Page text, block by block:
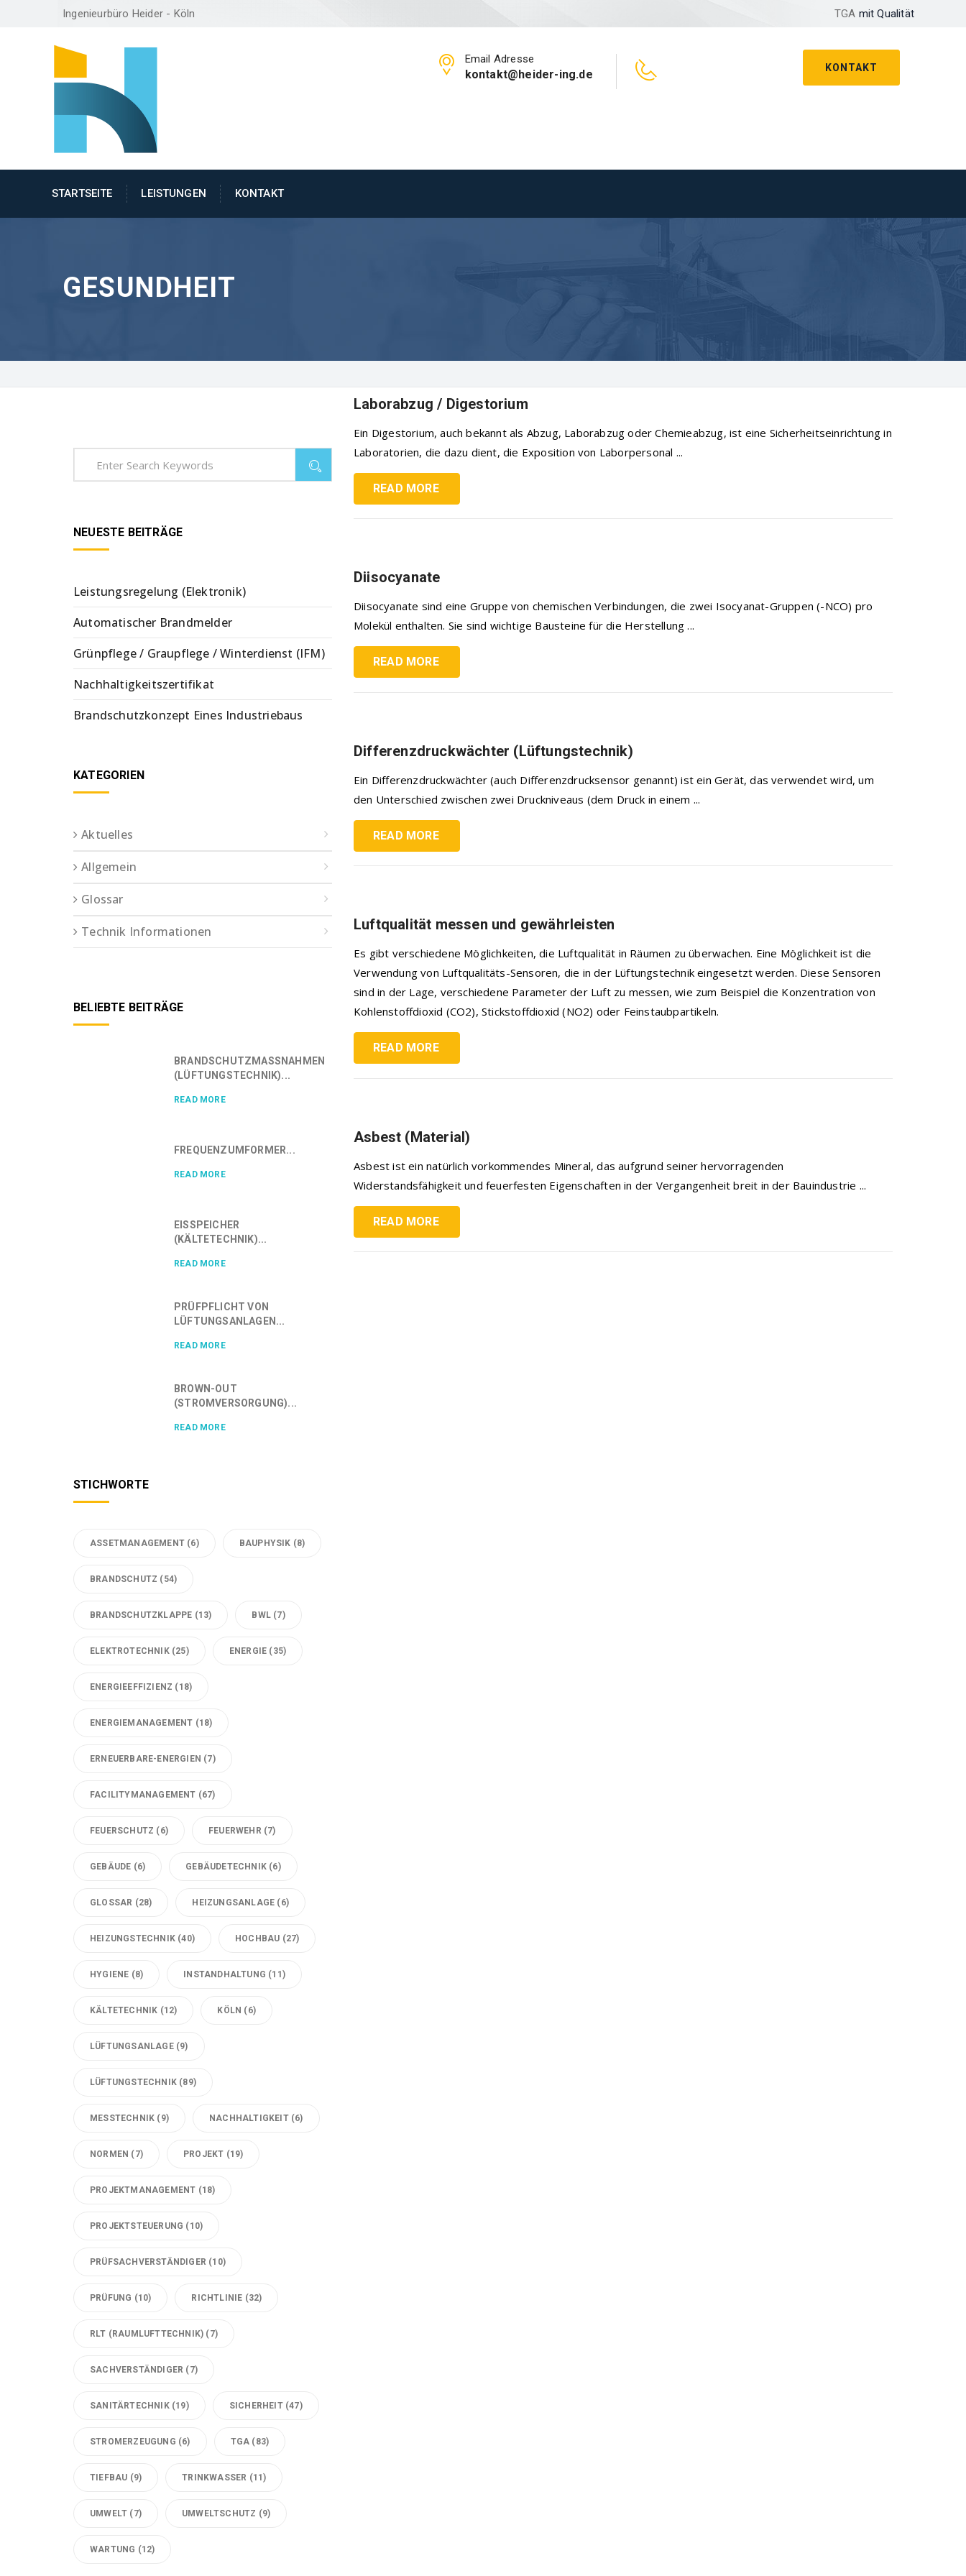
Ingenieurbüro Heider - Köln TGA mit Qualität
KONTAKT
Email Adresse
kontakt@heider-ing.de
STARTSEITE LEISTUNGEN KONTAKT
GESUNDHEIT
Laborabzug / Digestorium
Ein Digestorium, auch bekannt als Abzug, Laborabzug oder Chemieabzug, ist eine Sicherheitseinrichtung in
Laboratorien, die dazu dient, die Exposition von Laborpersonal ...
READ MORE
Diisocyanate
Diisocyanate sind eine Gruppe von chemischen Verbindungen, die zwei Isocyanat-Gruppen (-NCO) pro
Molekül enthalten. Sie sind wichtige Bausteine für die Herstellung ...
READ MORE
Differenzdruckwächter (Lüftungstechnik)
Ein Differenzdruckwächter (auch Differenzdrucksensor genannt) ist ein Gerät, das verwendet wird, um
den Unterschied zwischen zwei Druckniveaus (dem Druck in einem ...
READ MORE
Luftqualität messen und gewährleisten
Es gibt verschiedene Möglichkeiten, die Luftqualität in Räumen zu überwachen. Eine Möglichkeit ist die
Verwendung von Luftqualitäts-Sensoren, die in der Lüftungstechnik eingesetzt werden. Diese Sensoren
sind in der Lage, verschiedene Parameter der Luft zu messen, wie zum Beispiel die Konzentration von
Kohlenstoffdioxid (CO2), Stickstoffdioxid (NO2) oder Feinstaubpartikeln.
READ MORE
Asbest (Material)
Asbest ist ein natürlich vorkommendes Mineral, das aufgrund seiner hervorragenden
Widerstandsfähigkeit und feuerfesten Eigenschaften in der Vergangenheit breit in der Bauindustrie ...
READ MORE
NEUESTE BEITRÄGE
Leistungsregelung (Elektronik)
Automatischer Brandmelder
Grünpflege / Graupflege / Winterdienst (IFM)
Nachhaltigkeitszertifikat
Brandschutzkonzept Eines Industriebaus
KATEGORIEN
Aktuelles
Allgemein
Glossar
Technik Informationen
BELIEBTE BEITRÄGE
BRANDSCHUTZMASSNAHMEN (
LÜFTUNGSTECHNIK)...
READ MORE
FREQUENZUMFORMER...
READ MORE
EISSPEICHER
(KÄLTETECHNIK)...
READ MORE
PRÜFPFLICHT VON
LÜFTUNGSANLAGEN...
READ MORE
BROWN-OUT
(STROMVERSORGUNG)...
READ MORE
STICHWORTE
ASSETMANAGEMENT (6) BAUPHYSIK (8)
BRANDSCHUTZ (54)
BRANDSCHUTZKLAPPE (13) BWL (7)
ELEKTROTECHNIK(25) ENERGIE (35)
ENERGIEEFFIZIENZ (18)
ENERGIEMANAGEMENT (18)
ERNEUERBARE-ENERGIEN (7)
FACILITYMANAGEMENT (67)
FEUERSCHUTZ (6) FEUERWEHR (7)
GEBÄUDE (6) GEBÄUDETECHNIK (6)
GLOSSAR (28) HEIZUNGSANLAGE (6)
HEIZUNGSTECHNIK (40) HOCHBAU (27)
HYGIENE (8) INSTANDHALTUNG (11)
KÄLTETECHNIK (12) KÖLN (6)
LÜFTUNGSANLAGE(9)
LÜFTUNGSTECHNIK (89)
MESSTECHNIK (9) NACHHALTIGKEIT(6)
NORMEN (7) PROJEKT (19)
PROJEKTMANAGEMENT (18)
PROJEKTSTEUERUNG (10)
PRÜFSACHVERSTÄNDIGER (10)
PRÜFUNG (10) RICHTLINIE (32)
RLT (RAUMLUFTTECHNIK) (7)
SACHVERSTÄNDIGER (7)
SANITÄRTECHNIK(19) SICHERHEIT(47)
STROMERZEUGUNG (6) TGA (83)
TIEFBAU (9) TRINKWASSER (11)
UMWELT (7) UMWELTSCHUTZ (9)
WARTUNG (12)